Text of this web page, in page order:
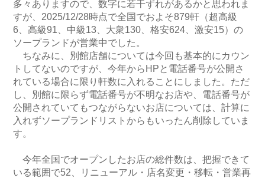
多々ありますので、数字に若干ずれがあるかと思われま
すが、2025/12/28時点で全国でおよそ879軒（超高級
6、高級91、中級13、大衆130、格安624、激安15）の
ソープランドが営業中でした。
ちなみに、別館店舗については今回も基本的にカウン
トしてないのですが、今年からHPと電話番号が公開さ
れている場合に限り軒数に入れることにしました。ただ
し、別館に限らず電話番号が不明なお店や、電話番号が
公開されていてもつながらないお店については、計算に
入れずソープランドリストからもいったん削除していま
す。
今年全国でオープンしたお店の総件数は、把握できて
いる範囲で52、リニューアル・店名変更・移転・営業再